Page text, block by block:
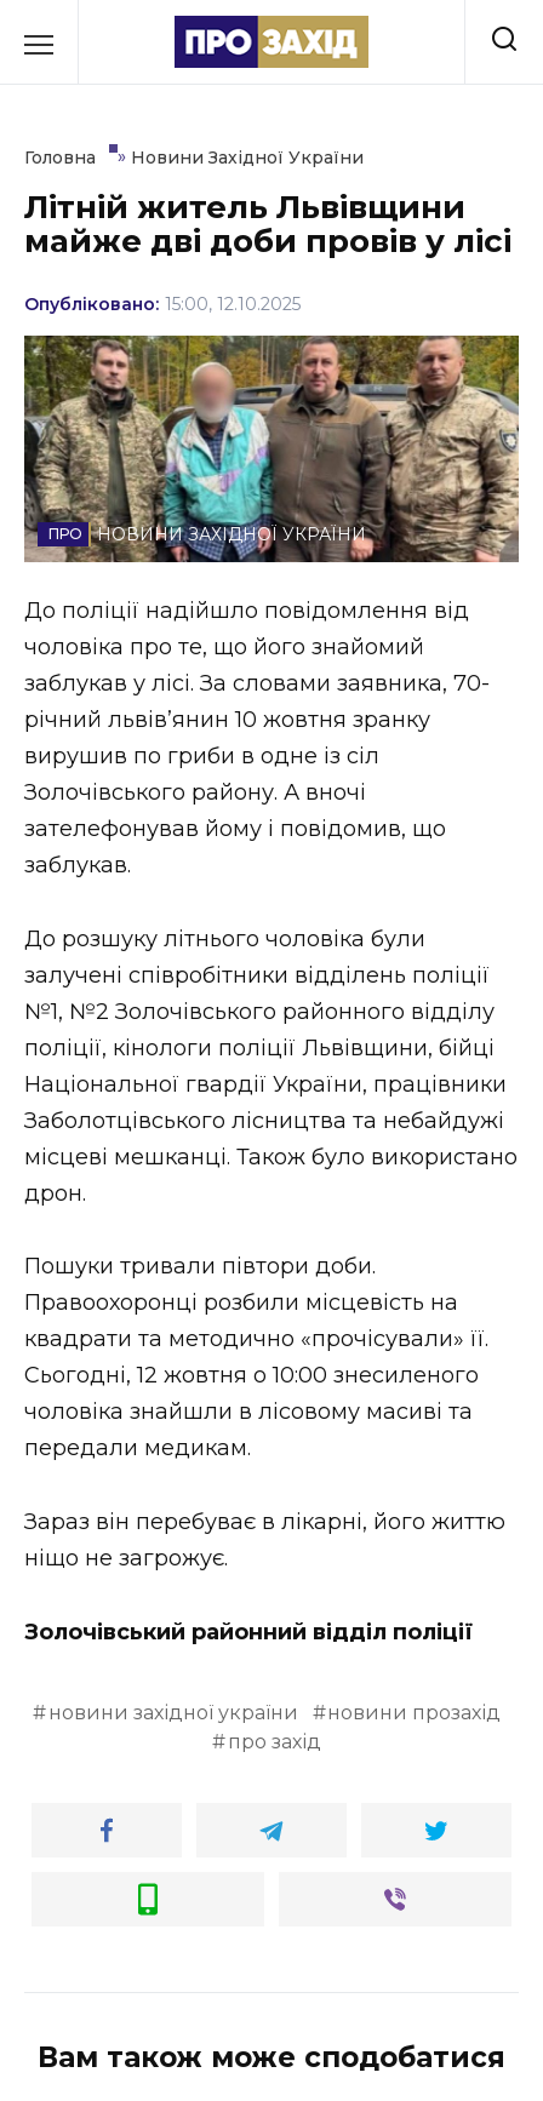
до
Культура
Освіта
Події
Політика
Соціум
Спорт
Стиль життя
Втрачений Ужгород
Втрачений Ужгород (відеоверсія)
ЗАКАРПАТСЬКІ НОВИНИ
ФОТО
ВІДЕО
Головна » Новини Західної України
Літній житель Львівщини
майже дві доби провів у лісі
Опубліковано: 15:00, 12.10.2025
НОВИНИ ЗАХІДНОЇ УКРАЇНИ
До поліції надійшло повідомлення від
чоловіка про те, що його знайомий
заблукав у лісі. За словами заявника, 70-
річний львів’янин 10 жовтня зранку
вирушив по гриби в одне із сіл
Золочівського району. А вночі
зателефонував йому і повідомив, що
заблукав.
До розшуку літнього чоловіка були
залучені співробітники відділень поліції
№1, №2 Золочівського районного відділу
поліції, кінологи поліції Львівщини, бійці
Національної гвардії України, працівники
Заболотцівського лісництва та небайдужі
місцеві мешканці. Також було використано
дрон.
Пошуки тривали півтори доби.
Правоохоронці розбили місцевість на
квадрати та методично «прочісували» її.
Сьогодні, 12 жовтня о 10:00 знесиленого
чоловіка знайшли в лісовому масиві та
передали медикам.
Зараз він перебуває в лікарні, його життю
ніщо не загрожує.
Золочівський районний відділ поліції
новини західної україни
новини прозахід
про захід
Вам також може сподобатися